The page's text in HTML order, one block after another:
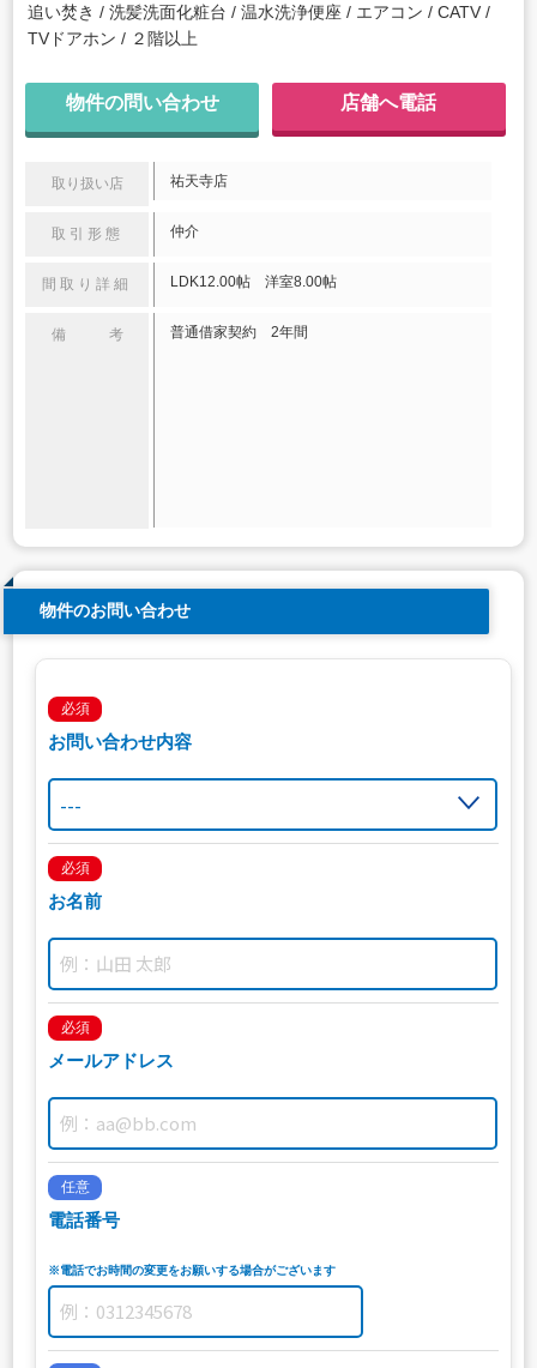
追い焚き
洗髪洗面化粧台 温水洗浄便座 エアコン
CATV
TVドアホン
２階以上
物件の問い合わせ 店舗へ電話
取り扱い店 祐天寺店
取引形態 仲介
間取り詳細 LDK12.00帖 洋室8.00帖
備 考 普通借家契約 2年間
物件のお問い合わせ
必須
お問い合わせ内容
必須
お名前
必須
メールアドレス
任意
電話番号
※電話でお時間の変更をお願いする場合がございます